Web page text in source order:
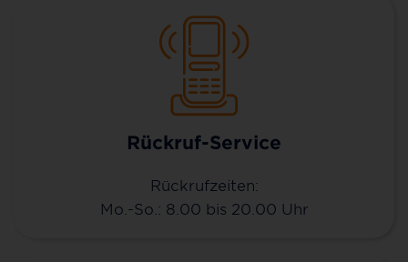
Rückruf-Service
Rückrufzeiten:
Mo.-So.: 8.00 bis 20.00 Uhr